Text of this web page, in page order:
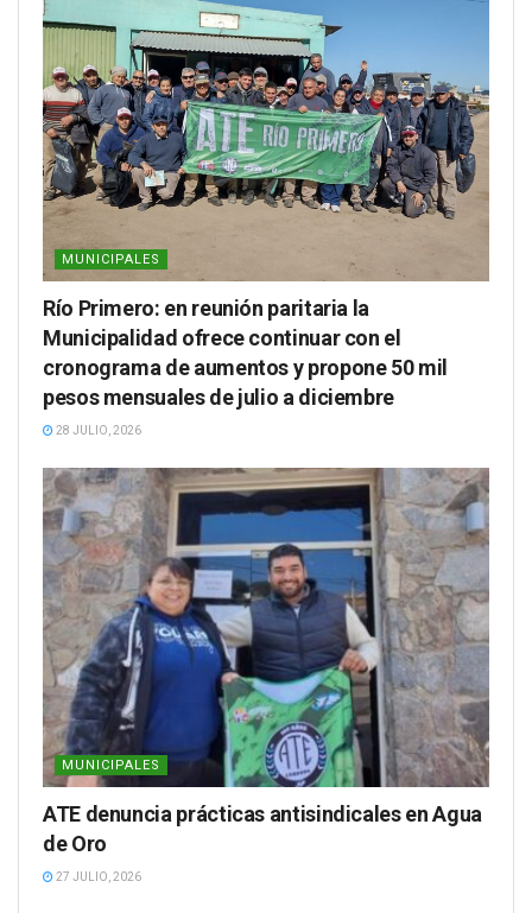
MUNICIPALES
Río Primero: en reunión paritaria la
Municipalidad ofrece continuar con el
cronograma de aumentos y propone 50 mil
pesos mensuales de julio a diciembre
28 JULIO, 2026
MUNICIPALES
ATE denuncia prácticas antisindicales en Agua
de Oro
27 JULIO, 2026